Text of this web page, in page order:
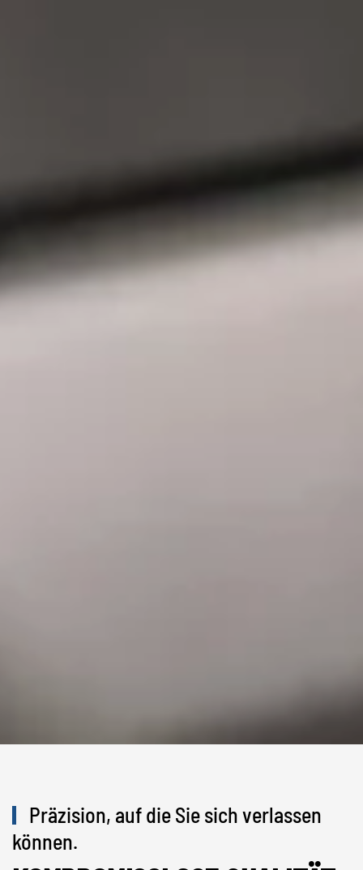
Präzision, auf die Sie sich verlassen
können.